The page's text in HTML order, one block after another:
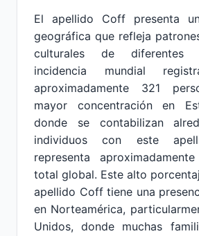
El apellido Coff presenta
geográfica que refleja
culturales de diferentes
incidencia mundial
aproximadamente 321
mayor concentración en
donde se contabilizan
individuos con este
representa
total global. Este alto
apellido Coff tiene una
en Norteamérica,
Unidos, donde muchas